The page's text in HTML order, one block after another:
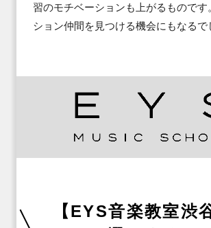
習のモチベーションも上がるものです
ション仲間を見つける機会にもなるで
【EYS音楽教室渋